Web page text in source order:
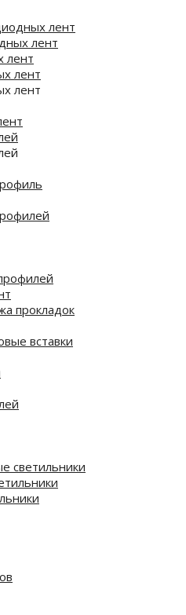
лент
лент
лент
лент
лент
прокладок
вставки
светильники